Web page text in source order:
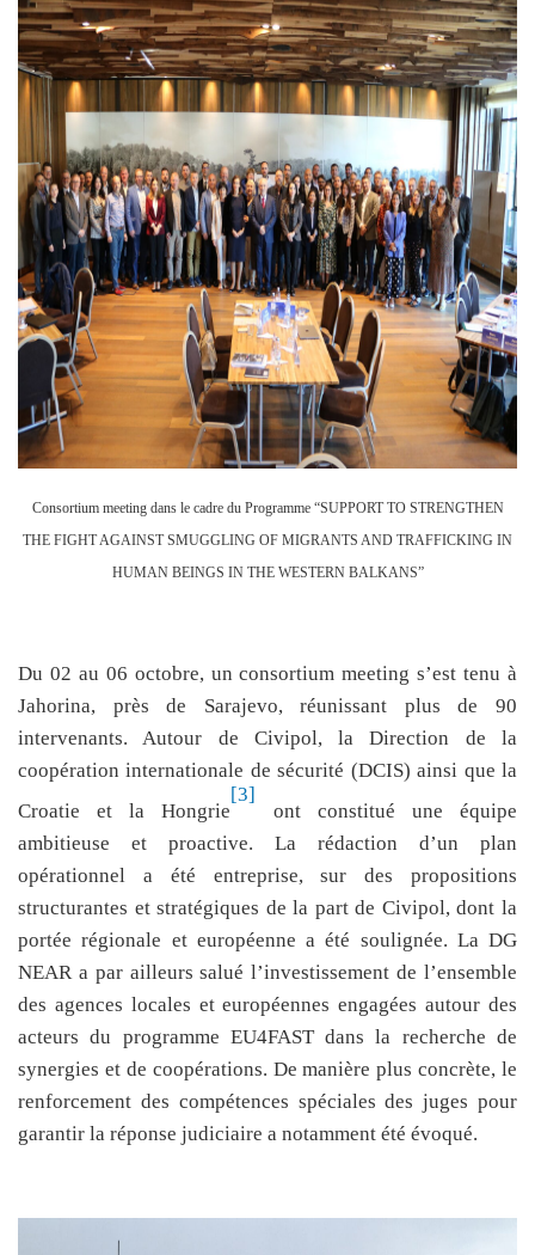
Consortium meeting dans le cadre du Programme “SUPPORT TO STRENGTHEN
THE FIGHT AGAINST SMUGGLING OF MIGRANTS AND TRAFFICKING IN
HUMAN BEINGS IN THE WESTERN BALKANS”
Du 02 au 06 octobre, un consortium meeting s’est tenu à
Jahorina, près de Sarajevo, réunissant plus de 90
intervenants. Autour de Civipol, la Direction de la
coopération internationale de sécurité (DCIS) ainsi que la
Croatie et la Hongrie
[3]
ont constitué une équipe
ambitieuse et proactive. La rédaction d’un plan
opérationnel a été entreprise, sur des propositions
structurantes et stratégiques de la part de Civipol, dont la
portée régionale et européenne a été soulignée. La DG
NEAR a par ailleurs salué l’investissement de l’ensemble
des agences locales et européennes engagées autour des
acteurs du programme EU4FAST dans la recherche de
synergies et de coopérations. De manière plus concrète, le
renforcement des compétences spéciales des juges pour
garantir la réponse judiciaire a notamment été évoqué.